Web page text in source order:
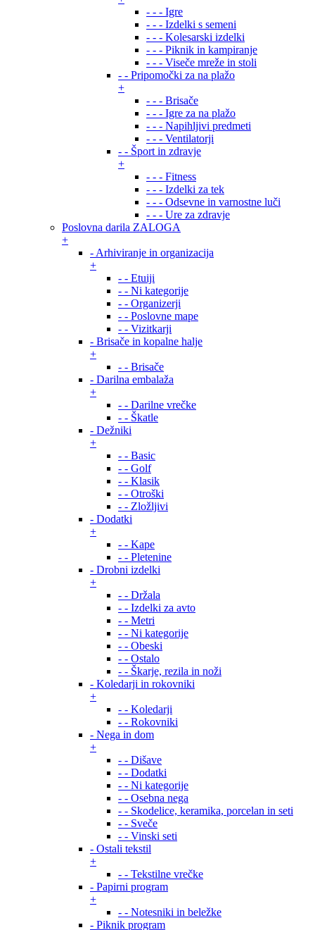
- - - Igre
- - - Izdelki s semeni
- - - Kolesarski izdelki
- - - Piknik in kampiranje
- - - Viseče mreže in stoli
- - Pripomočki za na plažo
+
- - - Brisače
- - - Igre za na plažo
- - - Napihljivi predmeti
- - - Ventilatorji
- - Šport in zdravje
+
- - - Fitness
- - - Izdelki za tek
- - - Odsevne in varnostne luči
- - - Ure za zdravje
Poslovna darila ZALOGA
+
- Arhiviranje in organizacija
+
- - Etuiji
- - Ni kategorije
- - Organizerji
- - Poslovne mape
- - Vizitkarji
- Brisače in kopalne halje
+
- - Brisače
- Darilna embalaža
+
- - Darilne vrečke
- - Škatle
- Dežniki
+
- - Basic
- - Golf
- - Klasik
- - Otroški
- - Zložljivi
- Dodatki
+
- - Kape
- - Pletenine
- Drobni izdelki
+
- - Držala
- - Izdelki za avto
- - Metri
- - Ni kategorije
- - Obeski
- - Ostalo
- - Škarje, rezila in noži
- Koledarji in rokovniki
+
- - Koledarji
- - Rokovniki
- Nega in dom
+
- - Dišave
- - Dodatki
- - Ni kategorije
- - Osebna nega
- - Skodelice, keramika, porcelan in seti
- - Sveče
- - Vinski seti
- Ostali tekstil
+
- - Tekstilne vrečke
- Papirni program
+
- - Notesniki in beležke
- Piknik program